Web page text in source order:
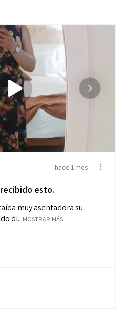
hace 1 mes
esto.
muy asentadora su
di...MOSTRAR MÁS